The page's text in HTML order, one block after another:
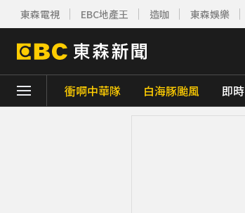
東森電視 EBC地產王 造咖 東森娛樂
衝啊中華隊 白海豚颱風 即時